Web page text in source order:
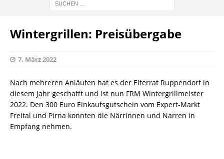
Wintergrillen: Preisübergabe
7. März 2022
Nach mehreren Anläufen hat es der Elferrat Ruppendorf in
diesem Jahr geschafft und ist nun FRM Wintergrillmeister
2022. Den 300 Euro Einkaufsgutschein vom Expert-Markt
Freital und Pirna konnten die Närrinnen und Narren in
Empfang nehmen.